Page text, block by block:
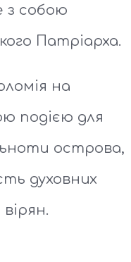
з собою
Патріарха.
на
подією для
острова,
духовних
вірян.